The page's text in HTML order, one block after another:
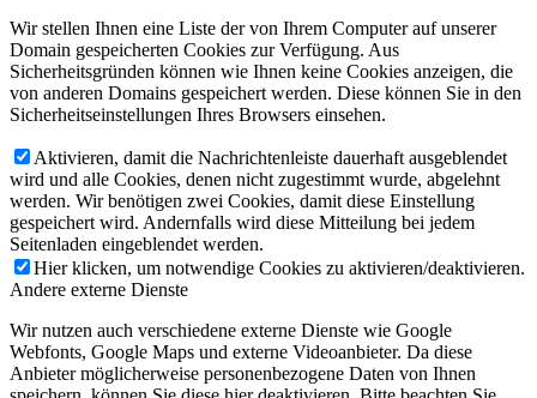
Wir stellen Ihnen eine Liste der von Ihrem Computer auf unserer
Domain gespeicherten Cookies zur Verfügung. Aus
Sicherheitsgründen können wie Ihnen keine Cookies anzeigen, die
von anderen Domains gespeichert werden. Diese können Sie in den
Sicherheitseinstellungen Ihres Browsers einsehen.
Aktivieren, damit die Nachrichtenleiste dauerhaft ausgeblendet
wird und alle Cookies, denen nicht zugestimmt wurde, abgelehnt
werden. Wir benötigen zwei Cookies, damit diese Einstellung
gespeichert wird. Andernfalls wird diese Mitteilung bei jedem
Seitenladen eingeblendet werden.
Hier klicken, um notwendige Cookies zu aktivieren/deaktivieren.
Andere externe Dienste
Wir nutzen auch verschiedene externe Dienste wie Google
Webfonts, Google Maps und externe Videoanbieter. Da diese
Anbieter möglicherweise personenbezogene Daten von Ihnen